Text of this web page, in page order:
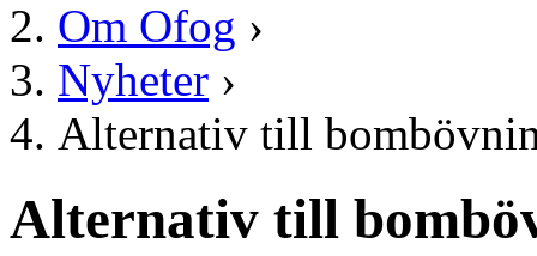
Om Ofog ›
Nyheter ›
Alternativ till
Alternativ till